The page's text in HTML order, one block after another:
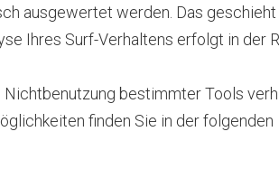
ausgewertet werden. Das
Ihres Surf-Verhaltens erfolgt in der
bestimmter Tools
finden Sie in der folgenden